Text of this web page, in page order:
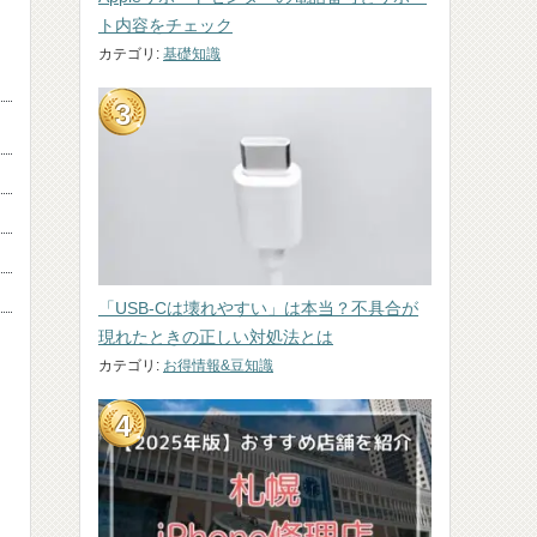
ト内容をチェック
カテゴリ: 基礎知識
「USB-Cは壊れやすい」は本当？不具合が
現れたときの正しい対処法とは
カテゴリ: お得情報&豆知識